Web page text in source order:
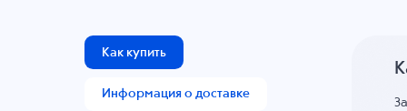
Как купить
Информация о доставке